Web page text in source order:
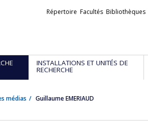
Liens
Répertoire Facultés Bibliothèques
INSTALLATIONS ET UNITÉS DE
RECHERCHE
médias Guillaume EMERIAUD